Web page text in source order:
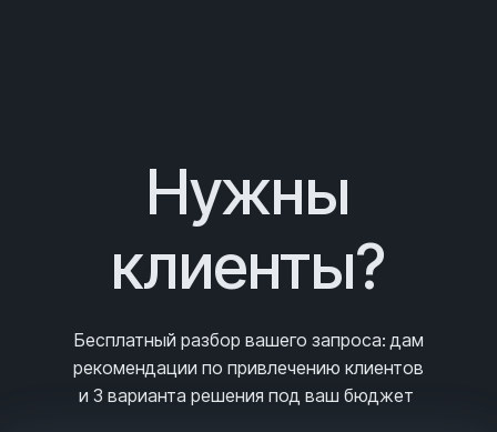
Нужны
клиенты?
Бесплатный разбор вашего запроса: дам
рекомендации по привлечению клиентов
и 3 варианта решения под ваш бюджет